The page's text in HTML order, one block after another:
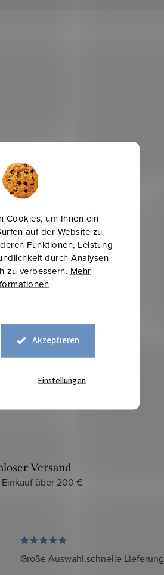
Cookies, um Ihnen ein
auf der Website zu
Funktionen, Leistung
durch Analysen
zu verbessern. Mehr
Akzeptieren
Einstellungen
und sicherer E-Shop
Versand
über 200 €
Große Auswahl,schnelle Lieferung